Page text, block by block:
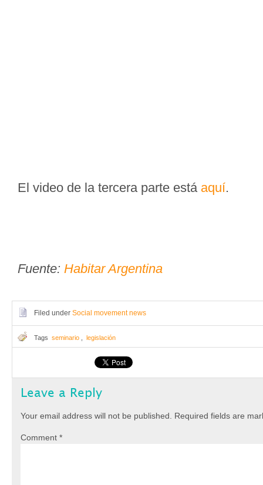
El video de la tercera parte está aquí.
Fuente: Habitar Argentina
Filed under Social movement news
Tags seminario legislación
Leave a Reply
Your email address will not be published. Required fields are
Comment *